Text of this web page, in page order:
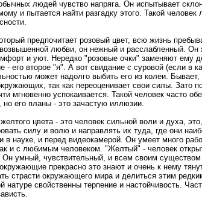
людей чувство напряга. Он испытывает
и пытается найти разгадку этого. Такой
предпочитает розовый цвет, всю жизнь
любви, он нежный и расслабленный. Он
и уют. Нередко "розовые очки" заменяют ему
- его второе "я". А вот свидание с суровой (если в
может надолго выбить его из колеи.
так как переоценивает свои силы. Зато
мгновенно успокаивается. Такой человек часто
но его планы - это зачастую иллюзии.
цвета - это человек сильной воли и духа,
силу и волю и направлять их туда, где они
в науке, и перед видеокамерой. Он умеет много
и с любимым человеком. "Желтый" - человек
Он умный, чувствительный, и всем своим существом
прекрасно это знают и очень к нему
страсти окружающего мира и делиться этим
натуре свойственны терпение и настойчивость.